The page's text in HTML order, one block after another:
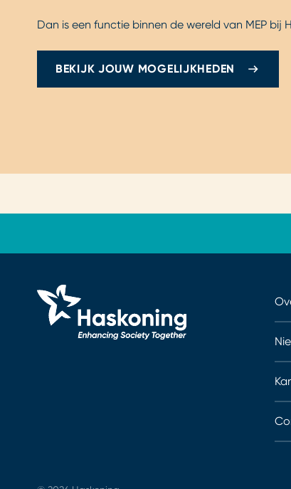
Dan is een functie binnen de wereld van MEP bij
BEKIJK JOUW MOGELIJKHEDEN